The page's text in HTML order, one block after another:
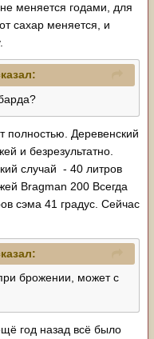
меняется годами, для
сахар меняется, и
полностью. Деревенский
и безрезультатно.
случай - 40 литров
Bragman 200 Всегда
сэма 41 градус. Сейчас
брожении, может с
год назад всё было